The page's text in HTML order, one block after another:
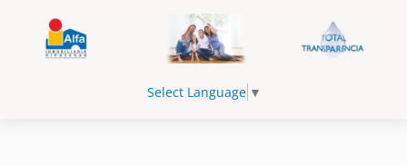
Select Language ▼